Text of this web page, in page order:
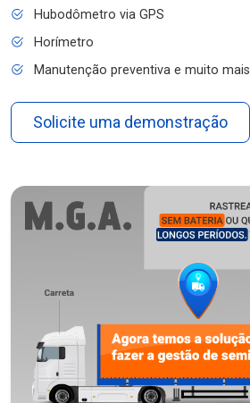
Hubodômetro via GPS
Horímetro
Manutenção preventiva e muito mais
Solicite uma demonstração